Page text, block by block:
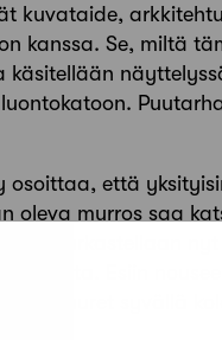
kuvataide,
kanssa. Se, miltä
käsitellään
että
oleva murros saa
tarkastellaan nyt
kautta. Esiin
on juuret syvällä